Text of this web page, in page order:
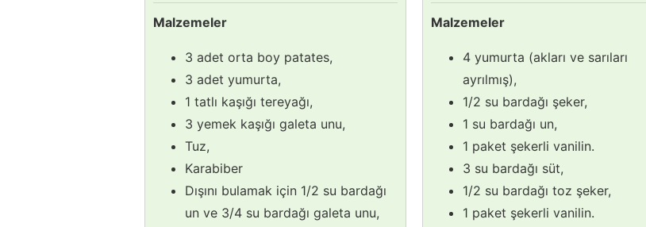
Malzemeler
3 adet orta boy patates,
3 adet yumurta,
1 tatlı kaşığı tereyağı,
3 yemek kaşığı galeta unu,
Tuz,
Karabiber
Dışını bulamak için 1/2 su bardağı
un ve 3/4 su bardağı galeta unu,
Malzemeler
4 yumurta (akları ve sarıları
ayrılmış),
1/2 su bardağı şeker,
1 su bardağı un,
1 paket şekerli vanilin.
3 su bardağı süt,
1/2 su bardağı toz şeker,
1 paket şekerli vanilin.